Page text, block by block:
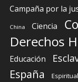
Campaña por la
China Ciencia
Derechos
Educación
España